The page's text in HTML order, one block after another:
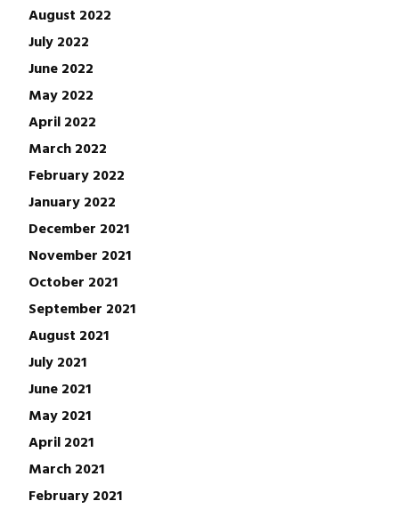
August 2022
July 2022
June 2022
May 2022
April 2022
March 2022
February 2022
January 2022
December 2021
November 2021
October 2021
September 2021
August 2021
July 2021
June 2021
May 2021
April 2021
March 2021
February 2021